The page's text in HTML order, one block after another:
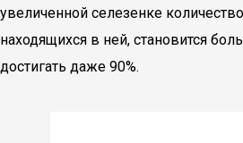
увеличенной селезенке
находящихся в ней, становится
достигать даже 90%.